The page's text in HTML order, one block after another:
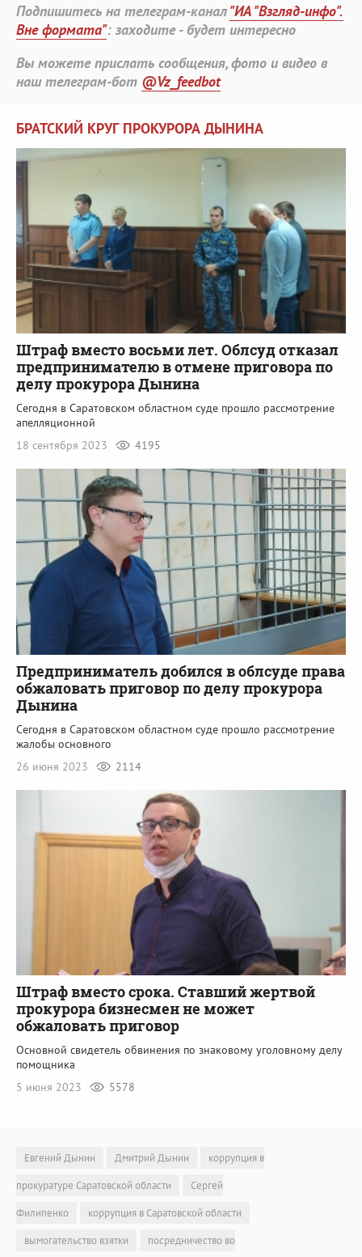
Подпишитесь на телеграм-канал"ИА "Взгляд-инфо".
Вне формата": заходите - будет интересно
Вы можете прислать сообщения, фото и видео в
наш телеграм-бот @Vz_feedbot
БРАТСКИЙ КРУГ ПРОКУРОРА ДЫНИНА
Штраф вместо восьми лет. Облсуд отказал
предпринимателю в отмене приговора по
делу прокурора Дынина
Сегодня в Саратовском областном суде прошло рассмотрение
апелляционной
18 сентября 2023
4195
Предприниматель добился в облсуде права
обжаловать приговор по делу прокурора
Дынина
Сегодня в Саратовском областном суде прошло рассмотрение
жалобы основного
26 июня 2023
2114
Штраф вместо срока. Ставший жертвой
прокурора бизнесмен не может
обжаловать приговор
Основной свидетель обвинения по знаковому уголовному делу
помощника
5 июня 2023
5578
Евгений Дынин Дмитрий Дынин
коррупция в
прокуратуре Саратовской области
Сергей
Филипенко
коррупция в Саратовской области
вымогательство взятки
посредничество во